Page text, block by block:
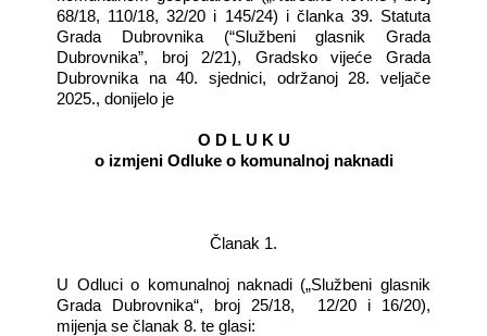
68/18, 110/18, 32/20 i 145/24) i članka 39. Statuta
Grada Dubrovnika (“Službeni glasnik Grada
Dubrovnika”, broj 2/21), Gradsko vijeće Grada
Dubrovnika na 40. sjednici, održanoj 28. veljače
2025., donijelo je
O D L U K U
o izmjeni Odluke o komunalnoj naknadi
Članak 1.
U Odluci o komunalnoj naknadi („Službeni glasnik
Grada Dubrovnika“, broj 25/18,
12/20 i 16/20),
mijenja se članak 8. te glasi: